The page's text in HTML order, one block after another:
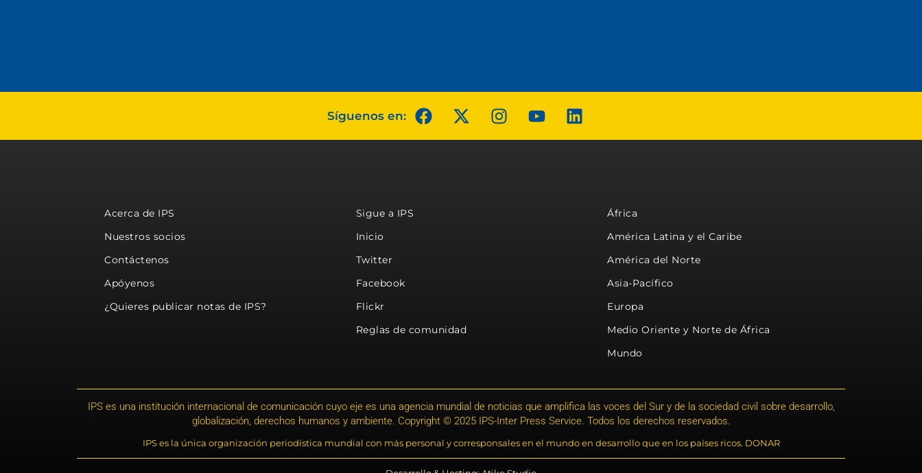
Síguenos en:
Acerca de IPS
Nuestros socios
Contáctenos
Apóyenos
¿Quieres publicar notas de IPS?
Sigue a IPS
Inicio
Twitter
Facebook
Flickr
Reglas de comunidad
África
América Latina y el Caribe
América del Norte
Asia-Pacífico
Europa
Medio Oriente y Norte de África
Mundo
IPS es una institución internacional de comunicación cuyo eje es una agencia mundial de noticias que amplifica las voces del Sur y de la sociedad civil sobre desarrollo,
globalización, derechos humanos y ambiente. Copyright © 2025 IPS-Inter Press Service. Todos los derechos reservados.
IPS es la única organización periodística mundial con más personal y corresponsales en el mundo en desarrollo que en los países ricos. DONAR